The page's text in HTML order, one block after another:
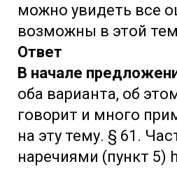
можно увидеть все
возможны в этой
Ответ
В начале
оба варианта, об
говорит и много
на эту тему. § 61.
наречиями (пункт 5)